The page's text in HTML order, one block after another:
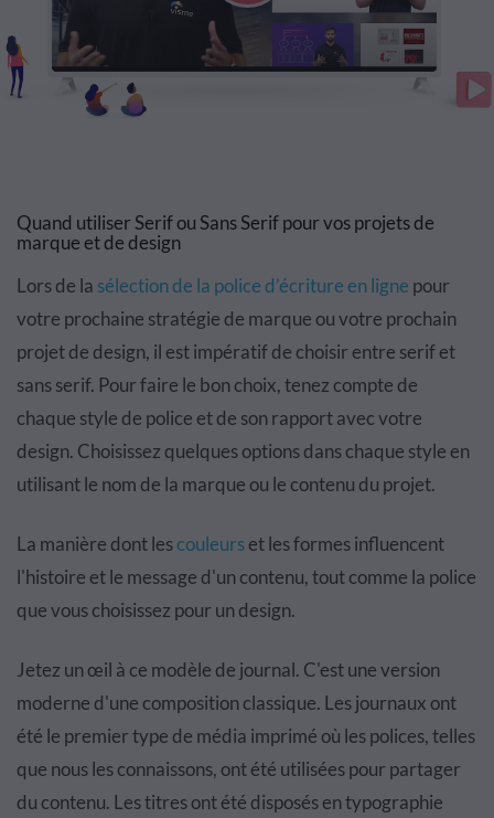
Quand utiliser Serif ou Sans Serif pour vos projets de
marque et de design
Lors de la sélection de la police d’écriture en ligne pour
votre prochaine stratégie de marque ou votre prochain
projet de design, il est impératif de choisir entre serif et
sans serif. Pour faire le bon choix, tenez compte de
chaque style de police et de son rapport avec votre
design. Choisissez quelques options dans chaque style en
utilisant le nom de la marque ou le contenu du projet.
La manière dont lescouleurset les formes influencent
l'histoire et le message d'un contenu, tout comme la police
que vous choisissez pour un design.
Jetez un œil à ce modèle de journal. C'est une version
moderne d'une composition classique. Les journaux ont
été le premier type de média imprimé où les polices, telles
que nous les connaissons, ont été utilisées pour partager
du contenu. Les titres ont été disposés en typographie